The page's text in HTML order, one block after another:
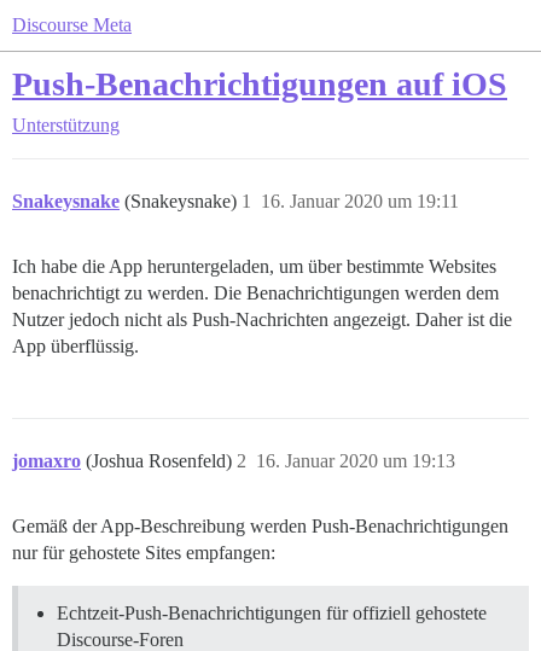
Discourse Meta
Push-Benachrichtigungen auf iOS
Unterstützung
Snakeysnake (Snakeysnake) 16. Januar 2020 um 19:11
1
Ich habe die App heruntergeladen, um über bestimmte Websites
benachrichtigt zu werden. Die Benachrichtigungen werden dem
Nutzer jedoch nicht als Push-Nachrichten angezeigt. Daher ist die
App überflüssig.
jomaxro (Joshua Rosenfeld) 16. Januar 2020 um 19:13
2
Gemäß der App-Beschreibung werden Push-Benachrichtigungen
nur für gehostete Sites empfangen:
Echtzeit-Push-Benachrichtigungen für offiziell gehostete
Discourse-Foren